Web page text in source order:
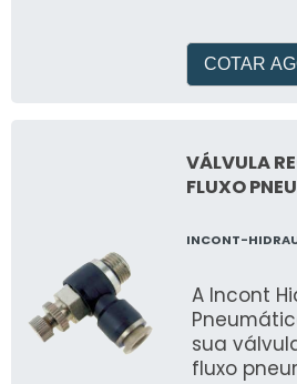
COTAR
VÁLVULA
FLUXO
INCONT-
A Incont
sua
fluxo